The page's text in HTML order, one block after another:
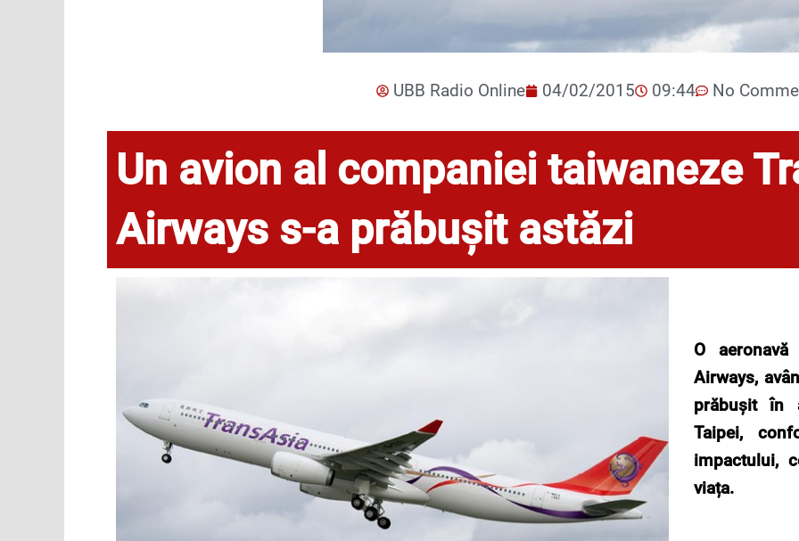
UBB Radio Online 04/02/2015 09:44 No
Un avion al companiei taiwaneze
Airways s-a prăbușit astăzi
O
Airways,
prăbușit în
Taipei,
impactului,
viața.